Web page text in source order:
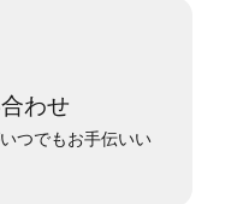
わせ
つでもお手伝いい